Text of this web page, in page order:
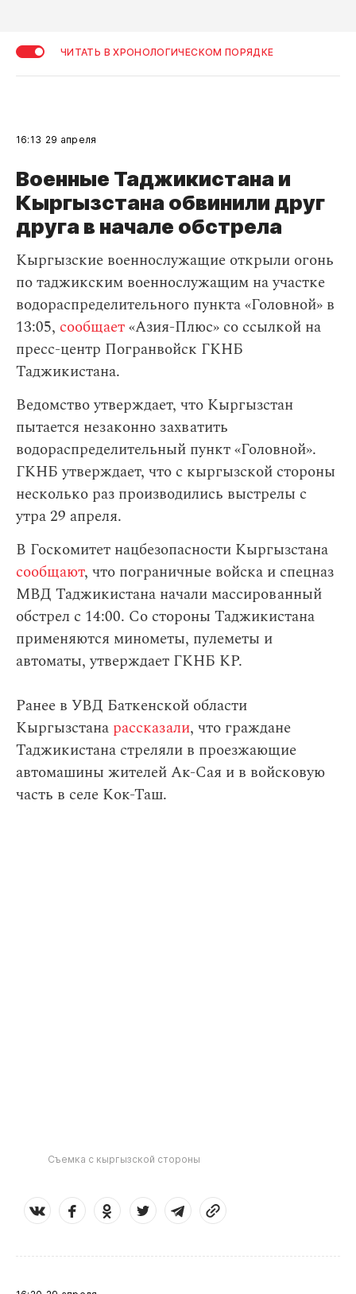
ЧИТАТЬ В ХРОНОЛОГИЧЕСКОМ ПОРЯДКЕ
16:13 29 апреля
Военные Таджикистана и
Кыргызстана обвинили друг
друга в начале обстрела
Кыргызские военнослужащие открыли огонь
по таджикским военнослужащим на участке
водораспределительного пункта «Головной» в
13:05, сообщает«Азия-Плюс» со ссылкой на
пресс-центр Погранвойск ГКНБ
Таджикистана.
Ведомство утверждает, что Кыргызстан
пытается незаконно захватить
водораспределительный пункт «Головной».
ГКНБ утверждает, что с кыргызской стороны
несколько раз производились выстрелы с
утра 29 апреля.
В Госкомитет нацбезопасности Кыргызстана
сообщают, что пограничные войска и спецназ
МВД Таджикистана начали массированный
обстрел с 14:00. Со стороны Таджикистана
применяются минометы, пулеметы и
автоматы, утверждает ГКНБ КР.
Ранее в УВД Баткенской области
Кыргызстана рассказали, что граждане
Таджикистана стреляли в проезжающие
автомашины жителей Ак-Сая и в войсковую
часть в селе Кок-Таш.
Съемка с кыргызской стороны